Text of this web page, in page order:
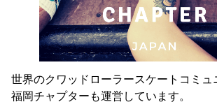
世界のクワッドローラースケートコミ
福岡チャプターも運営しています。